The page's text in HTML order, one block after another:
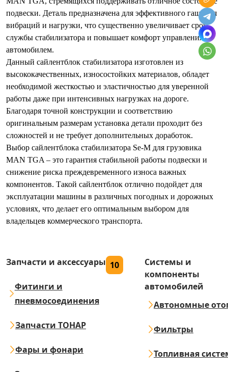
подвески. Деталь предназначена для эффективного гашения
вибраций и нагрузки, что существенно увеличивает срок
службы стабилизатора и повышает комфорт управления
автомобилем.
Данный сайлентблок стабилизатора изготовлен из
высококачественных, износостойких материалов, обладет
необходимой жесткостью и эластичностью для уверенной
работы даже при интенсивных нагрузках на дороге.
Благодаря точной конструкции и соответствию
оригинальным размерам установка детали проходит без
сложностей и не требует дополнительных доработок.
Выбор сайлентблока стабилизатора Se-M для грузовика
MAN TGA – это гарантия стабильной работы подвески и
снижение риска преждевременного износа важных
компонентов. Такой сайлентблок отлично подойдет для
эксплуатации машины в различных погодных и дорожных
условиях, что делает его оптимальным выбором для
владельцев коммерческого транспорта.
Запчасти и аксессуары 10
Фитинги и
пневмосоединения
Запчасти ТОНАР
Фары и фонари
Системы и
компоненты
автомобилей
Автономные
Фильтры
Топливная